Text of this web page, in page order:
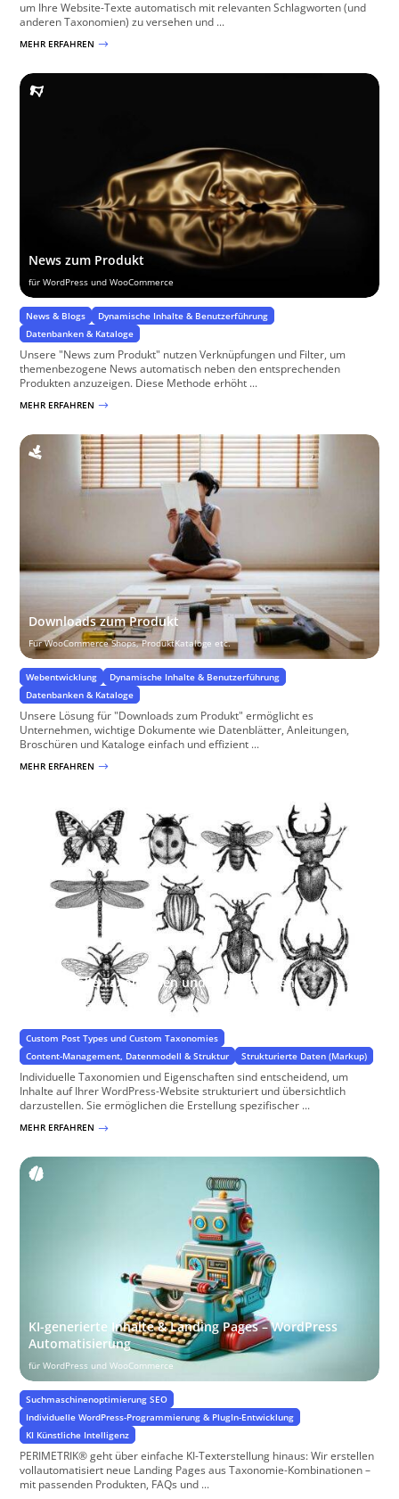
um Ihre Website-Texte automatisch mit relevanten Schlagworten (und
anderen Taxonomien) zu versehen und ...
MEHR ERFAHREN $
News zum Produkt
für WordPress und WooCommerce
News & Blogs
Dynamische Inhalte & Benutzerführung
Datenbanken & Kataloge
Unsere "News zum Produkt" nutzen Verknüpfungen und Filter, um
themenbezogene News automatisch neben den entsprechenden
Produkten anzuzeigen. Diese Methode erhöht ...
MEHR ERFAHREN $
Downloads zum Produkt
Für WooCommerce Shops, ProduktKataloge etc.
Webentwicklung
Dynamische Inhalte & Benutzerführung
Datenbanken & Kataloge
Unsere Lösung für "Downloads zum Produkt" ermöglicht es
Unternehmen, wichtige Dokumente wie Datenblätter, Anleitungen,
Broschüren und Kataloge einfach und effizient ...
MEHR ERFAHREN $
Individuelle Taxonomien und Eigenschaften
Spezifische Eigenschaften für Ihr Projekt
Custom Post Types und Custom Taxonomies
Content-Management, Datenmodell & Struktur
Strukturierte Daten (Markup)
Individuelle Taxonomien und Eigenschaften sind entscheidend, um
Inhalte auf Ihrer WordPress-Website strukturiert und übersichtlich
darzustellen. Sie ermöglichen die Erstellung spezifischer ...
MEHR ERFAHREN $
KI-generierte Inhalte & Landing Pages – WordPress
Automatisierung
für WordPress und WooCommerce
Suchmaschinenoptimierung SEO
Individuelle WordPress-Programmierung & PlugIn-Entwicklung
KI Künstliche Intelligenz
PERIMETRIK® geht über einfache KI-Texterstellung hinaus: Wir erstellen
vollautomatisiert neue Landing Pages aus Taxonomie-Kombinationen –
mit passenden Produkten, FAQs und ...